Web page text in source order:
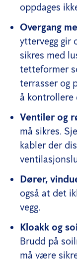
oppdages
Overgang
yttervegg gir
sikres med
tetteformer
terrasser og
å kontrollere
Ventiler og
må sikres.
kabler der
Dører,
også at det
vegg.
Kloakk og
Brudd på
må være